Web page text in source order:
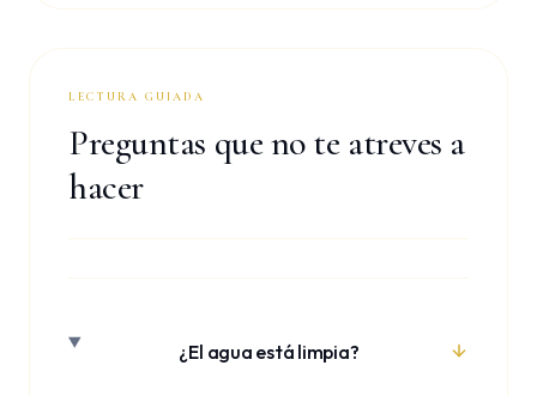
LECTURA GUIADA
Preguntas que no te atreves a
hacer
¿El agua está limpia?